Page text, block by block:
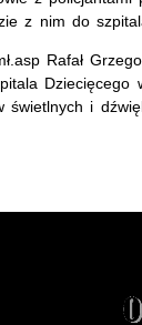
z nim do
Rafał
Dziecięcego
świetlnych i